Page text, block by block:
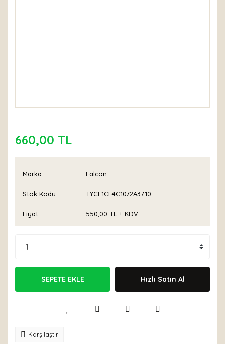
660,00 TL
Marka Falcon
Stok Kodu TYCF1CF4C1072A3710
Fiyat 550,00 TL + KDV
SEPETE EKLE Hızlı Satın Al
Karşılaştır